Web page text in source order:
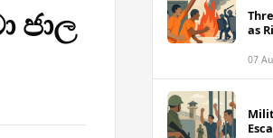
ජාල
as
07